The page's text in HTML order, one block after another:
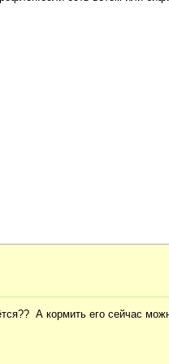
А кормить его сейчас